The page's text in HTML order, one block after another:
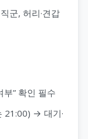
군, 허리·견갑
” 확인 필수
21:00) → 대기·